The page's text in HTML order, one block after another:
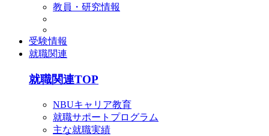
教員・研究情報
受験情報
就職関連
就職関連TOP
NBUキャリア教育
就職サポートプログラム
主な就職実績